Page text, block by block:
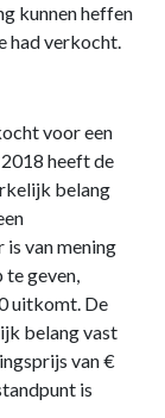
kunnen heffen
had verkocht.
voor een
heeft de
belang
van mening
te geven,
uitkomt. De
belang vast
van €
is